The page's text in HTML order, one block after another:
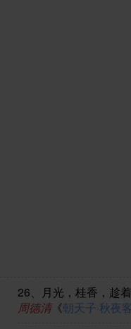
26、 月光，桂香，趁
周德清《朝天子·秋夜